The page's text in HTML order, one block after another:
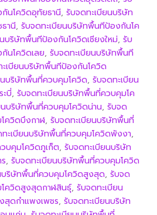
นโควิดอุทัยธานี, รับจดทะเบียนบริษัท
านี, รับจดทะเบียนบริษัทพื้นทีป้องกันโค
บริษัทพื้นทีป้องกันโควิดเชียงใหม่, รับ
นโควิดเลย, รับจดทะเบียนบริษัทพื้นที
ะเบียนบริษัทพื้นทีป้องกันโควิด
นบริษัทพื้นที่ควบคุมโควิด, รับจดทะเบียน
บี่, รับจดทะเบียนบริษัทพื้นที่ควบคุมโค
นบริษัทพื้นที่ควบคุมโควิดน่าน, รับจด
ควิดบึงกาฬ, รับจดทะเบียนบริษัทพื้นที่
ะเบียนบริษัทพื้นที่ควบคุมโควิดพังงา,
บคุมโควิดภูเก็ต, รับจดทะเบียนบริษัท
, รับจดทะเบียนบริษัทพื้นที่ควบคุมโควิด
บริษัทพื้นที่ควบคุมโควิดสูงสุด, รับจด
ควิดสูงสุดกาฬสินธุ์, รับจดทะเบียน
ดกำแพงเพชร, รับจดทะเบียนบริษัท